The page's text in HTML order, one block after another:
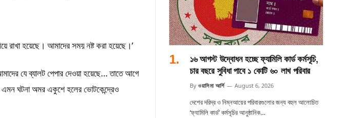
রাখা হয়েছে। আমাদের সময় নষ্ট করা হয়েছে।’
যে ব্যালট পেপার দেওয়া হয়েছে… তাতে আগে
এমন ঘটনা অমর একুশে হলের ভোটকেন্দ্রেও
১৬ আগস্ট উদ্বোধন হচ্ছে ফ্যামিলি কার্ড কর্মসূচি,
চার বছরে সুবিধা পাবে ১ কোটি ৬০ লাখ পরিবার
By ওয়াসিমা আর্শি August 6, 2026
দেশের দরিদ্র ও নিম্নআয়ের পরিবারগুলোর জন্য বহুল আলোচিত
‘ফ্যামিলি কার্ড’ কর্মসূচির আনুষ্ঠানিক…